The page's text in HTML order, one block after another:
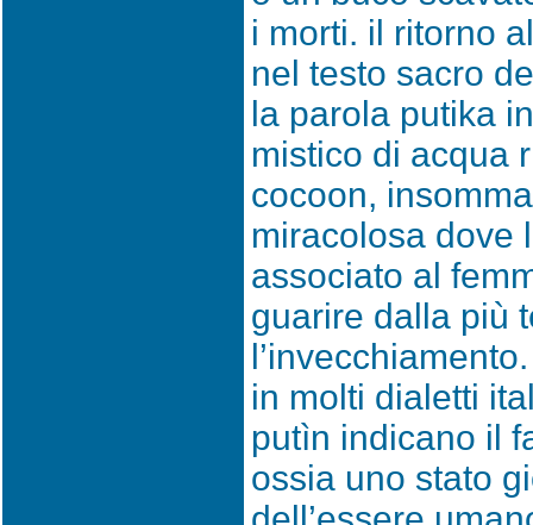
i morti. il ritorno
nel testo sacro
la parola putika
mistico di acqua
cocoon,
miracolosa dove
associato al
guarire dalla più
l’invecchiamento.
in molti dialetti
putìn indicano il
ossia uno stato